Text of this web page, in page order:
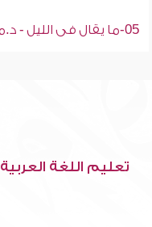
05-ما يقال فى الليل - د.محمد إسماعيل المقدم
تعليم اللغة العربية